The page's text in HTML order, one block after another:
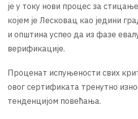
је у току нови процес за
којем је Лесковац као једини
и општина успео да из фазе
верификације.
Проценат испуњености свих
овог сертификата тренутно
тенденцијом повећања.